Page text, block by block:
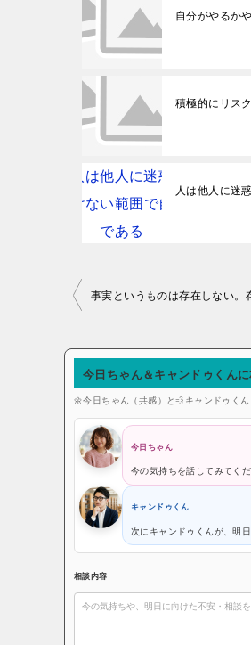
自分がやるか
積極的にリス
人は他人に迷
投稿ナビゲーション
事実というものは存在しない。
今日ちゃん＆キャンドゥくん
🌼今日ちゃん（共感）と💨キャンドゥく
今日ちゃん
今の気持ちを話してみてく
キャンドゥくん
次にキャンドゥくんが、明
相談内容